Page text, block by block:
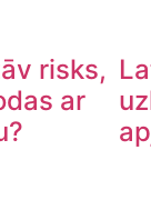
risks,
ar